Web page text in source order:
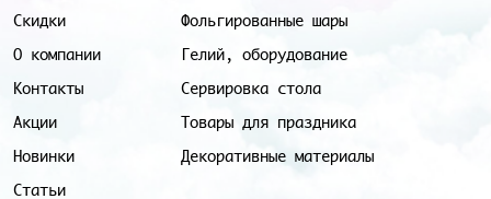
Скидки
О компании
Контакты
Акции
Новинки
Статьи
Фольгированные шары
Гелий, оборудование
Сервировка стола
Товары для праздника
Декоративные материалы